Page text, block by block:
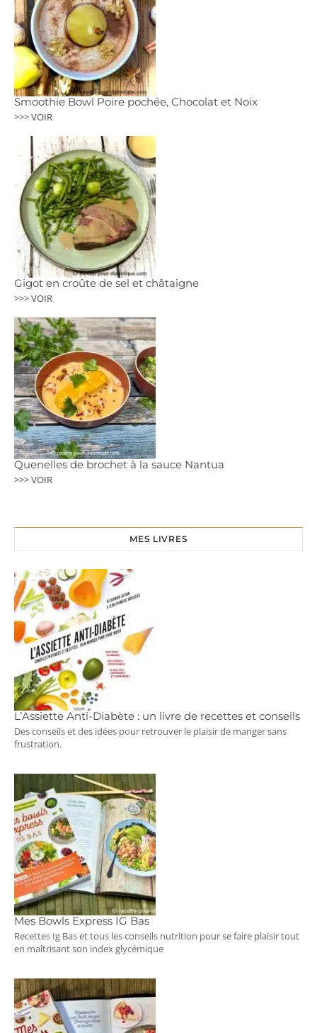
Smoothie Bowl Poire pochée, Chocolat et Noix
>>> VOIR
Gigot en croûte de sel et châtaigne
>>> VOIR
Quenelles de brochet à la sauce Nantua
>>> VOIR
MES LIVRES
L’Assiette Anti-Diabète : un livre de recettes et conseils
Des conseils et des idées pour retrouver le plaisir de manger sans
frustration.
Mes Bowls Express IG Bas
Recettes Ig Bas et tous les conseils nutrition pour se faire plaisir tout
en maîtrisant son index glycémique